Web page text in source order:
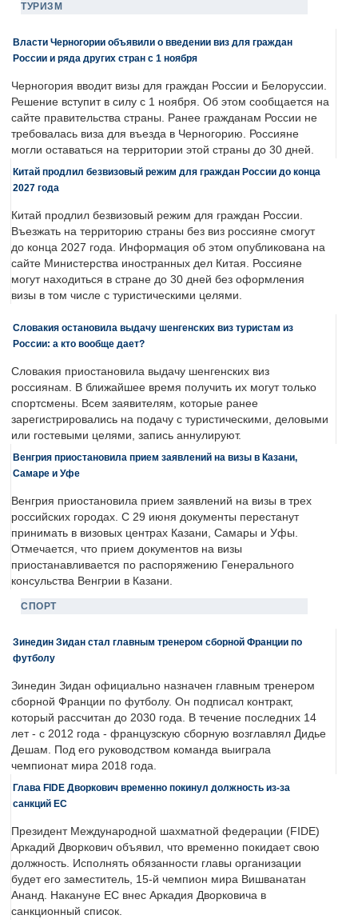
ТУРИЗМ
Власти Черногории объявили о введении виз для граждан
России и ряда других стран с 1 ноября
Черногория вводит визы для граждан России и Белоруссии.
Решение вступит в силу с 1 ноября. Об этом сообщается на
сайте правительства страны. Ранее гражданам России не
требовалась виза для въезда в Черногорию. Россияне
могли оставаться на территории этой страны до 30 дней.
Китай продлил безвизовый режим для граждан России до конца
2027 года
Китай продлил безвизовый режим для граждан России.
Въезжать на территорию страны без виз россияне смогут
до конца 2027 года. Информация об этом опубликована на
сайте Министерства иностранных дел Китая. Россияне
могут находиться в стране до 30 дней без оформления
визы в том числе с туристическими целями.
Словакия остановила выдачу шенгенских виз туристам из
России: а кто вообще дает?
Словакия приостановила выдачу шенгенских виз
россиянам. В ближайшее время получить их могут только
спортсмены. Всем заявителям, которые ранее
зарегистрировались на подачу с туристическими, деловыми
или гостевыми целями, запись аннулируют.
Венгрия приостановила прием заявлений на визы в Казани,
Самаре и Уфе
Венгрия приостановила прием заявлений на визы в трех
российских городах. С 29 июня документы перестанут
принимать в визовых центрах Казани, Самары и Уфы.
Отмечается, что прием документов на визы
приостанавливается по распоряжению Генерального
консульства Венгрии в Казани.
СПОРТ
Зинедин Зидан стал главным тренером сборной Франции по
футболу
Зинедин Зидан официально назначен главным тренером
сборной Франции по футболу. Он подписал контракт,
который рассчитан до 2030 года. В течение последних 14
лет - с 2012 года - французскую сборную возглавлял Дидье
Дешам. Под его руководством команда выиграла
чемпионат мира 2018 года.
Глава FIDE Дворкович временно покинул должность из-за
санкций ЕС
Президент Международной шахматной федерации (FIDE)
Аркадий Дворкович объявил, что временно покидает свою
должность. Исполнять обязанности главы организации
будет его заместитель, 15-й чемпион мира Вишванатан
Ананд. Накануне ЕС внес Аркадия Дворковича в
санкционный список.